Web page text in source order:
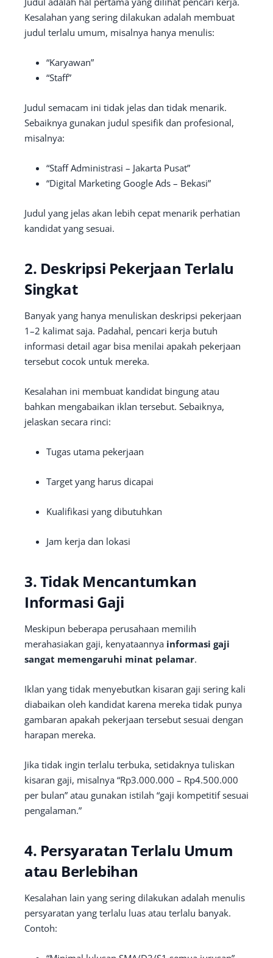
Kesalahan yang sering dilakukan adalah membuat
judul terlalu umum, misalnya hanya menulis:
“Karyawan”
“Staff”
Judul semacam ini tidak jelas dan tidak menarik.
Sebaiknya gunakan judul spesifik dan profesional,
misalnya:
“Staff Administrasi – Jakarta Pusat”
“Digital Marketing Google Ads – Bekasi”
Judul yang jelas akan lebih cepat menarik perhatian
kandidat yang sesuai.
2. Deskripsi Pekerjaan Terlalu
Singkat
Banyak yang hanya menuliskan deskripsi pekerjaan
1–2 kalimat saja. Padahal, pencari kerja butuh
informasi detail agar bisa menilai apakah pekerjaan
tersebut cocok untuk mereka.
Kesalahan ini membuat kandidat bingung atau
bahkan mengabaikan iklan tersebut. Sebaiknya,
jelaskan secara rinci:
Tugas utama pekerjaan
Target yang harus dicapai
Kualifikasi yang dibutuhkan
Jam kerja dan lokasi
3. Tidak Mencantumkan
Informasi Gaji
Meskipun beberapa perusahaan memilih
merahasiakan gaji, kenyataannya informasi gaji
sangat memengaruhi minat pelamar.
Iklan yang tidak menyebutkan kisaran gaji sering kali
diabaikan oleh kandidat karena mereka tidak punya
gambaran apakah pekerjaan tersebut sesuai dengan
harapan mereka.
Jika tidak ingin terlalu terbuka, setidaknya tuliskan
kisaran gaji, misalnya “Rp3.000.000 – Rp4.500.000
per bulan” atau gunakan istilah “gaji kompetitif sesuai
pengalaman.”
4. Persyaratan Terlalu Umum
atau Berlebihan
Kesalahan lain yang sering dilakukan adalah menulis
persyaratan yang terlalu luas atau terlalu banyak.
Contoh: